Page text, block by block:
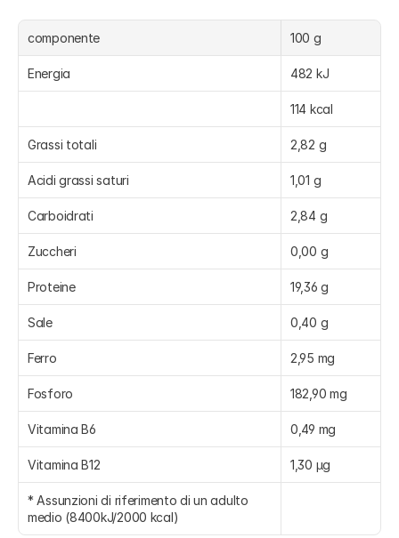
componente 100 g
Energia 482 kJ
114 kcal
Grassi totali 2,82 g
Acidi grassi saturi 1,01 g
Carboidrati 2,84 g
Zuccheri 0,00 g
Proteine 19,36 g
Sale 0,40 g
Ferro 2,95 mg
Fosforo 182,90 mg
Vitamina B6 0,49 mg
Vitamina B12 1,30 µg
* Assunzioni di riferimento di un adulto
medio (8400kJ/2000 kcal)